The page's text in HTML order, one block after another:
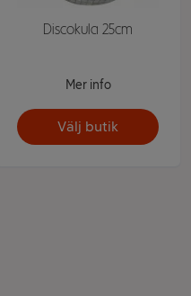
Discokula 25cm
Mer info
Välj butik